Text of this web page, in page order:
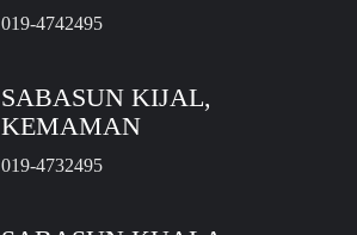
019-4742495
SABASUN KIJAL,
KEMAMAN
019-4732495